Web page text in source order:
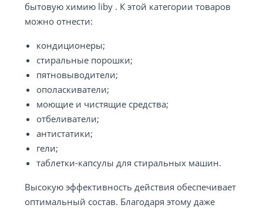
бытовую химию liby . К этой категории товаров
можно отнести:
кондиционеры;
стиральные порошки;
пятновыводители;
ополаскиватели;
моющие и чистящие средства;
отбеливатели;
антистатики;
гели;
таблетки-капсулы для стиральных машин.
Высокую эффективность действия обеспечивает
оптимальный состав. Благодаря этому даже